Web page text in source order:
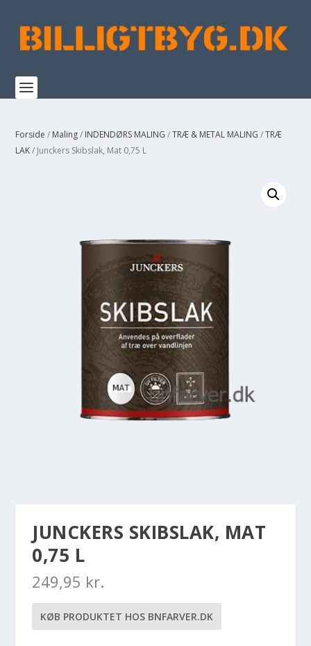
Forside / Maling/ INDENDØRS MALING /TRÆ & METAL MALING /TRÆ
LAK/ Junckers Skibslak, Mat 0,75 L
JUNCKERS SKIBSLAK, MAT
0,75 L
249,95 kr.
KØB PRODUKTET HOS BNFARVER.DK